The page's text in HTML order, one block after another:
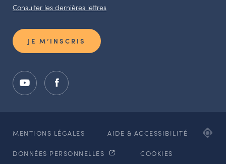
Consulter les dernières lettres
JE M’INSCRIS
MENTIONS LÉGALES AIDE & ACCESSIBILITÉ
DONNÉES PERSONNELLES COOKIES